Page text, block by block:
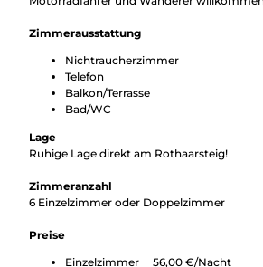
Zimmerausstattung
Nichtraucherzimmer
Telefon
Balkon/Terrasse
Bad/WC
Lage
Ruhige Lage direkt am Rothaarsteig!
Zimmeranzahl
6 Einzelzimmer oder Doppelzimmer
Preise
Einzelzimmer 56,00 €/Nacht